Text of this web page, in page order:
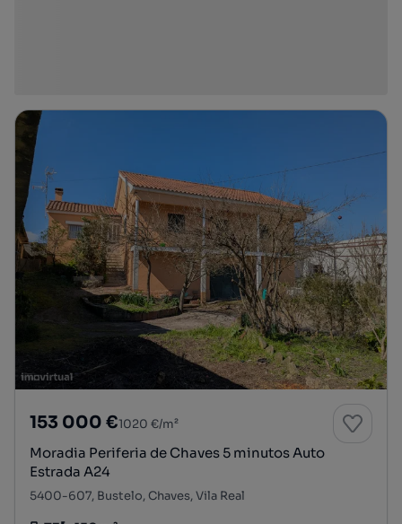
153 000 €1020 €/m²
Moradia Periferia de Chaves 5 minutos Auto
Estrada A24
5400-607, Bustelo, Chaves, Vila Real